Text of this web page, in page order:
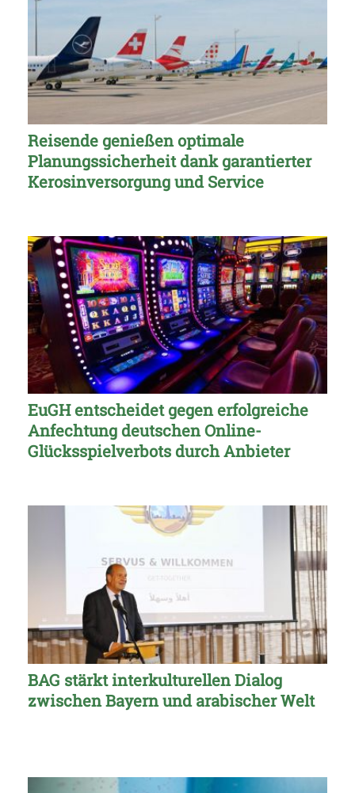
Reisende genießen optimale
Planungssicherheit dank garantierter
Kerosinversorgung und Service
EuGH entscheidet gegen erfolgreiche
Anfechtung deutschen Online-
Glücksspielverbots durch Anbieter
BAG stärkt interkulturellen Dialog
zwischen Bayern und arabischer Welt